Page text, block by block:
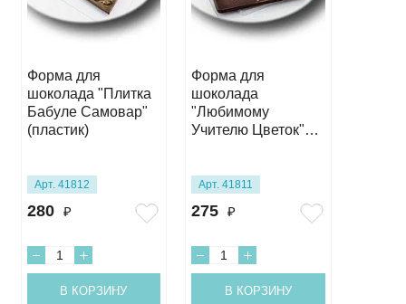
Форма для
шоколада "Плитка
Бабуле Самовар"
(пластик)
Арт. 41812
280 ₽
В КОРЗИНУ
Форма для
шоколада
"Любимому
Учителю Цветок"
Арт. 41811
275 ₽
В КОРЗИНУ